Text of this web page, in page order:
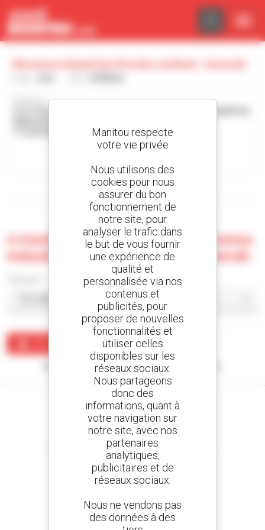
711302 HOWRAH Inde
Afficher les filtres de recherche
0 machine d'occasion chez Revenus
Industries Private Limited - Howrah
Aucun résultat ne correspond à votre recherche.
Créez vos alertes
et recevez des annonces de matériels d'occasion
800 concessionnaires
Manitou partout dans le monde
Panneau de gestion des cookies
Manitou respecte
votre vie privée
Nous utilisons des
cookies pour nous
assurer du bon
fonctionnement de
notre site, pour
analyser le trafic dans
le but de vous fournir
une expérience de
qualité et
personnalisée via nos
contenus et
publicités, pour
proposer de nouvelles
fonctionnalités et
utiliser celles
disponibles sur les
réseaux sociaux.
Nous partageons
donc des
informations, quant à
votre navigation sur
notre site, avec nos
partenaires
analytiques,
publicitaires et de
réseaux sociaux.
Nous ne vendons pas
des données à des